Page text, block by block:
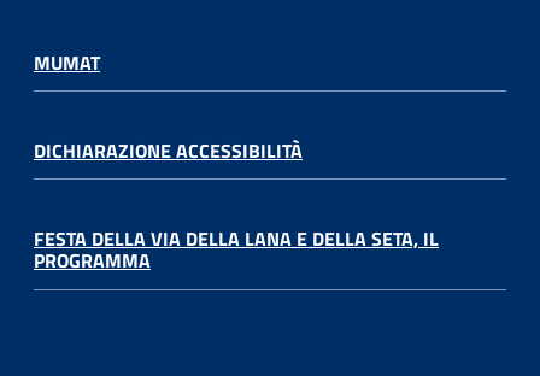
MUMAT
DICHIARAZIONE ACCESSIBILITÀ
FESTA DELLA VIA DELLA LANA E DELLA SETA, IL
PROGRAMMA